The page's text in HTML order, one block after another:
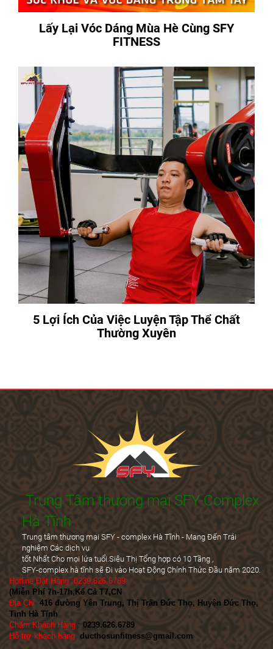
Lấy Lại Vóc Dáng Mùa Hè Cùng SFY
FITNESS
5 Lợi Ích Của Việc Luyện Tập Thể Chất
Thường Xuyên
Trung Tâm thương mại SFY-Complex
Hà Tĩnh
Trung tâm thương mại SFY - complex Hà Tĩnh - Mang Đến Trái
nghiệm Các dịch vụ
tốt Nhất Cho mọi lứa tuổi.Siêu Thị Tổng hợp có 10 Tầng ,
SFY-complex hà tĩnh sẽ Đi vào Hoạt Động Chính Thức Đầu năm 2020.
Hotline Đặt Hàng :0239.626.6789
(Miễn Phí 7h-17h,Kể Cả T7,CN
Địa Chỉ 416 đường Yên Trung, Thị Trấn Đức Thọ, Huyện Đức Thọ,
Tỉnh Hà Tĩnh
Chăm Khách Hàng : 0239.626.6789
Hỗ trợ khách hàng ducthosunfitness@gmail.com